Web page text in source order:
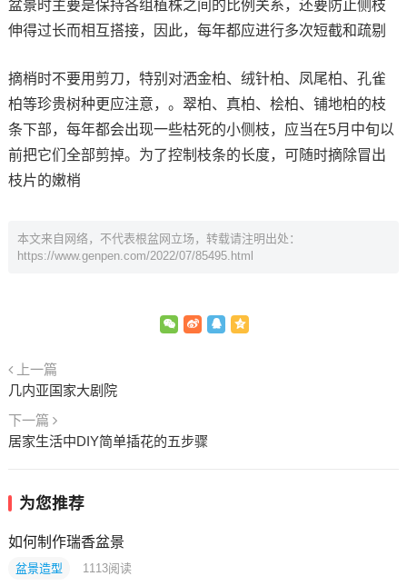
盆景时主要是保持各组植株之间的比例关系，还要防止侧枝
伸得过长而相互搭接，因此，每年都应进行多次短截和疏剔
摘梢时不要用剪刀，特别对洒金柏、绒针柏、凤尾柏、孔雀
柏等珍贵树种更应注意，。翠柏、真柏、桧柏、铺地柏的枝
条下部，每年都会出现一些枯死的小侧枝，应当在5月中旬以
前把它们全部剪掉。为了控制枝条的长度，可随时摘除冒出
枝片的嫩梢
本文来自网络，不代表根盆网立场，转载请注明出处：
https://www.genpen.com/2022/07/85495.html
上一篇
几内亚国家大剧院
下一篇
居家生活中DIY简单插花的五步骤
为您推荐
如何制作瑞香盆景
盆景造型 1113阅读